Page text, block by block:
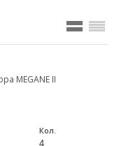
MEGANE II
Кол.
4